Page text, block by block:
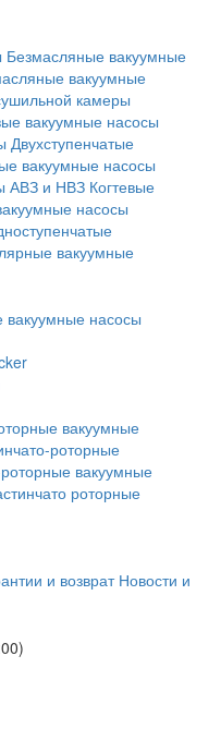
Безмасляные вакуумные
вакуумные
камеры
вакуумные насосы
Двухступенчатые
вакуумные насосы
АВЗ и НВЗ Когтевые
насосы
вакуумные
вакуумные насосы
вакуумные
роторные
вакуумные
роторные
и возврат Новости и